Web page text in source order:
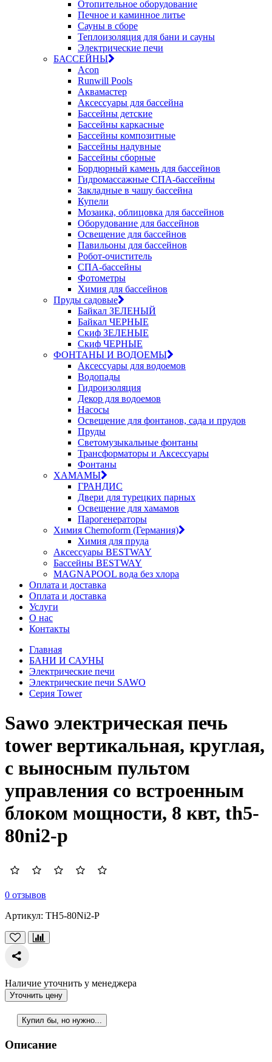
Отопительное оборудование
Печное и каминное литье
Сауны в сборе
Теплоизоляция для бани и сауны
Электрические печи
БАССЕЙНЫ
Acon
Runwill Pools
Аквамастер
Аксессуары для бассейна
Бассейны детские
Бассейны каркасные
Бассейны композитные
Бассейны надувные
Бассейны сборные
Бордюрный камень для бассейнов
Гидромассажные СПА-бассейны
Закладные в чашу бассейна
Купели
Мозаика, облицовка для бассейнов
Оборудование для бассейнов
Освещение для бассейнов
Павильоны для бассейнов
Робот-очиститель
СПА-бассейны
Фотометры
Химия для бассейнов
Пруды садовые
Байкал ЗЕЛЕНЫЙ
Байкал ЧЕРНЫЕ
Скиф ЗЕЛЕНЫЕ
Скиф ЧЕРНЫЕ
ФОНТАНЫ И ВОДОЕМЫ
Аксессуары для водоемов
Водопады
Гидроизоляция
Декор для водоемов
Насосы
Освещение для фонтанов, сада и прудов
Пруды
Светомузыкальные фонтаны
Трансформаторы и Аксессуары
Фонтаны
ХАМАМЫ
ГРАНДИС
Двери для турецких парных
Освещение для хамамов
Парогенераторы
Химия Chemoform (Германия)
Химия для пруда
Аксессуары BESTWAY
Бассейны BESTWAY
MAGNAPOOL вода без хлора
Оплата и доставка
Оплата и доставка
Услуги
О нас
Контакты
Главная
БАНИ И САУНЫ
Электрические печи
Электрические печи SAWO
Серия Tower
Sawo электрическая печь
tower вертикальная, круглая,
с выносным пультом
управления со встроенным
блоком мощности, 8 квт, th5-
80ni2-p
0 отзывов
Артикул: TH5-80Ni2-P
Наличие уточнить у менеджера
Уточнить цену
Купил бы, но нужно...
Описание